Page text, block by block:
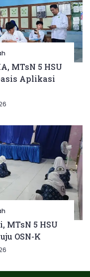
MTsN 5 HSU
Aplikasi
MTsN 5 HSU
OSN-K